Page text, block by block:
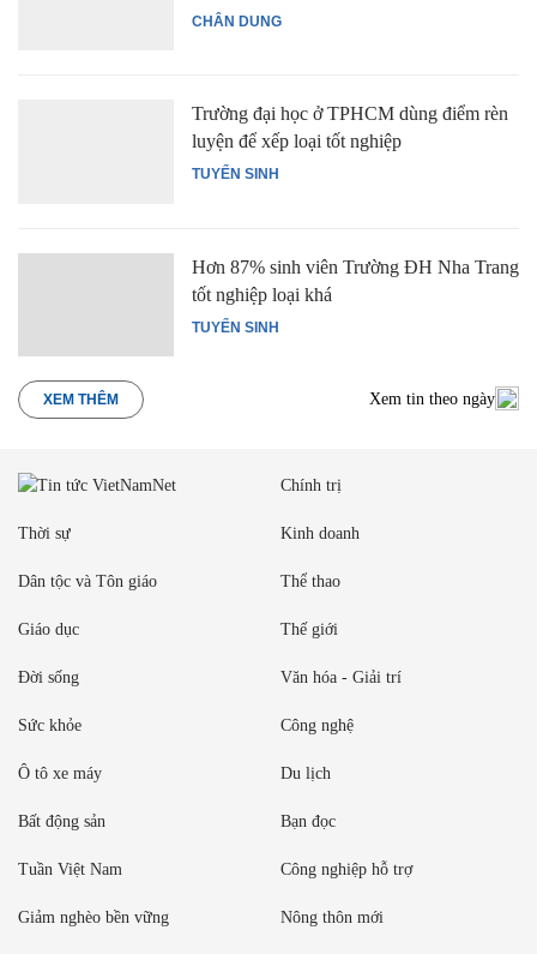
CHÂN DUNG
TUYỂN SINH
Trường đại học ở TPHCM dùng điểm rèn
luyện để xếp loại tốt nghiệp
TUYỂN SINH
Hơn 87% sinh viên Trường ĐH Nha Trang
tốt nghiệp loại khá
XEM THÊM Xem tin theo ngày
Chính trị
Thời sự Kinh doanh
Dân tộc và Tôn giáo Thể thao
Giáo dục Thế giới
Đời sống Văn hóa - Giải trí
Sức khỏe Công nghệ
Ô tô xe máy Du lịch
Bất động sản Bạn đọc
Tuần Việt Nam Công nghiệp hỗ trợ
Giảm nghèo bền vững Nông thôn mới